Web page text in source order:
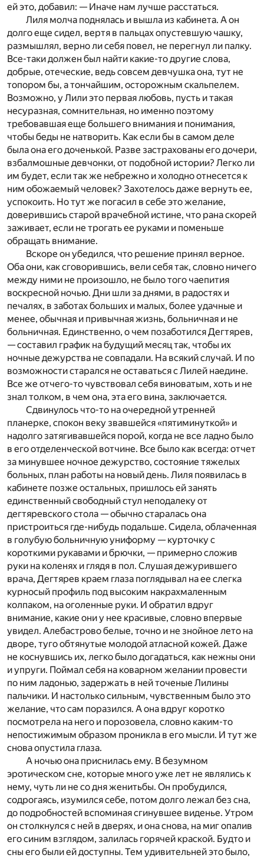
ей это, добавил: — Иначе нам лучше расстаться.
Лиля молча поднялась и вышла из кабинета. А он
долго еще сидел, вертя в пальцах опустевшую чашку,
размышлял, верно ли себя повел, не перегнул ли палку.
Все-таки должен был найти какие-то другие слова,
добрые, отеческие, ведь совсем девчушка она, тут не
топором бы, а тончайшим, осторожным скальпелем.
Возможно, у Лили это первая любовь, пусть и такая
несуразная, сомнительная, но именно поэтому
требовавшая еще большего внимания и понимания,
чтобы беды не натворить. Как если бы в самом деле
была она его доченькой. Разве застрахованы его дочери,
взбалмошные девчонки, от подобной истории? Легко ли
им будет, если так же небрежно и холодно отнесется к
ним обожаемый человек? Захотелось даже вернуть ее,
успокоить. Но тут же погасил в себе это желание,
доверившись старой врачебной истине, что рана скорей
заживает, если не трогать ее руками и поменьше
обращать внимание.
Вскоре он убедился, что решение принял верное.
Оба они, как сговорившись, вели себя так, словно ничего
между ними не произошло, не было того чаепития
воскресной ночью. Дни шли за днями, в радостях и
печалях, в заботах больших и малых, более удачные и
менее, обычная и привычная жизнь, больничная и не
больничная. Единственно, о чем позаботился Дегтярев,
— составил график на будущий месяц так, чтобы их
ночные дежурства не совпадали. На всякий случай. И по
возможности старался не оставаться с Лилей наедине.
Все же отчего-то чувствовал себя виноватым, хоть и не
знал толком, в чем она, эта его вина, заключается.
Сдвинулось что-то на очередной утренней
планерке, спокон веку звавшейся «пятиминуткой» и
надолго затягивавшейся порой, когда не все ладно было
в его отделенческой вотчине. Все было как всегда: отчет
за минувшее ночное дежурство, состояние тяжелых
больных, план работы на новый день. Лиля появилась в
кабинете позже остальных, пришлось ей занять
единственный свободный стул неподалеку от
дегтяревского стола — обычно старалась она
пристроиться где-нибудь подальше. Сидела, облаченная
в голубую больничную униформу — курточку с
короткими рукавами и брючки, — примерно сложив
руки на коленях и глядя в пол. Слушая дежурившего
врача, Дегтярев краем глаза поглядывал на ее слегка
курносый профиль под высоким накрахмаленным
колпаком, на оголенные руки. И обратил вдруг
внимание, какие они у нее красивые, словно впервые
увидел. Алебастрово белые, точно и не знойное лето на
дворе, туго обтянутые молодой атласной кожей. Даже
не коснувшись их, легко было догадаться, как нежны они
и упруги. Поймал себя на коварном желании провести
по ним ладонью, задержать в ней точеные Лилины
пальчики. И настолько сильным, чувственным было это
желание, что сам поразился. А она вдруг коротко
посмотрела на него и порозовела, словно каким-то
непостижимым образом проникла в его мысли. И тут же
снова опустила глаза.
А ночью она приснилась ему. В безумном
эротическом сне, которые много уже лет не являлись к
нему, чуть ли не со дня женитьбы. Он пробудился,
содрогаясь, изумился себе, потом долго лежал без сна,
до подробностей вспоминая сгинувшее виденье. Утром
он столкнулся с ней в дверях, и она снова, на миг опалив
его синим взглядом, залилась горячей краской. Будто и
сны его были ей доступны. Тем удивительней это было,